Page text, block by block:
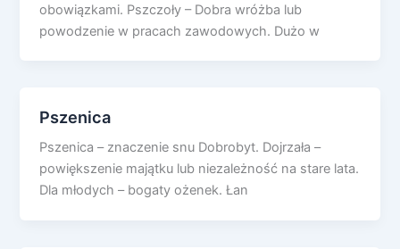
obowiązkami. Pszczoły – Dobra wróżba lub
powodzenie w pracach zawodowych. Dużo w
Pszenica
Pszenica – znaczenie snu Dobrobyt. Dojrzała –
powiększenie majątku lub niezależność na stare lata.
Dla młodych – bogaty ożenek. Łan